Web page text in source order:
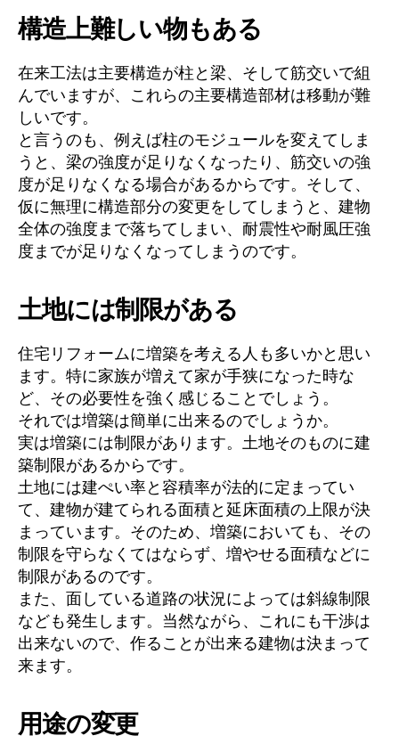
構造上難しい物もある
在来工法は主要構造が柱と梁、そして筋交いで組
んでいますが、これらの主要構造部材は移動が難
しいです。
と言うのも、例えば柱のモジュールを変えてしま
うと、梁の強度が足りなくなったり、筋交いの強
度が足りなくなる場合があるからです。そして、
仮に無理に構造部分の変更をしてしまうと、建物
全体の強度まで落ちてしまい、耐震性や耐風圧強
度までが足りなくなってしまうのです。
土地には制限がある
住宅リフォームに増築を考える人も多いかと思い
ます。特に家族が増えて家が手狭になった時な
ど、その必要性を強く感じることでしょう。
それでは増築は簡単に出来るのでしょうか。
実は増築には制限があります。土地そのものに建
築制限があるからです。
土地には建ぺい率と容積率が法的に定まってい
て、建物が建てられる面積と延床面積の上限が決
まっています。そのため、増築においても、その
制限を守らなくてはならず、増やせる面積などに
制限があるのです。
また、面している道路の状況によっては斜線制限
なども発生します。当然ながら、これにも干渉は
出来ないので、作ることが出来る建物は決まって
来ます。
用途の変更